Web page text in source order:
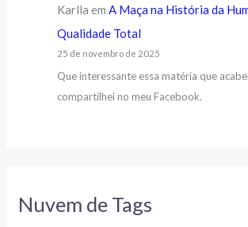
Karlla em A Maça na História da
Qualidade Total
25 de novembro de 2025
Que interessante essa matéria que
compartilhei no meu Facebook.
Nuvem de Tags